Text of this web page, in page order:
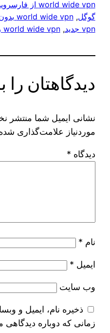
world wide vpn از فارسروید
گوگل, world wide vpn بدون محدودیت
vpn جدید
, world wide vpn رایگان
دیدگاهتان را
نشانی ایمیل شما منتشر
موردنیاز علامت‌گذاری
دیدگاه *
نام *
ایمیل *
وب‌ سایت
ذخیره نام، ایمیل و
زمانی که دوباره